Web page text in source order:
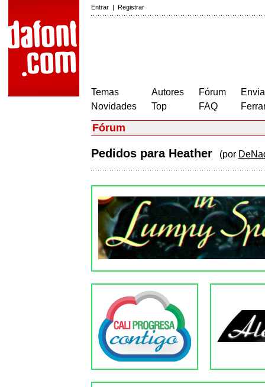
Entrar | Registrar
Temas
Novidades
Autores
Top
Fórum
FAQ
Fórum
Pedidos para Heather (por